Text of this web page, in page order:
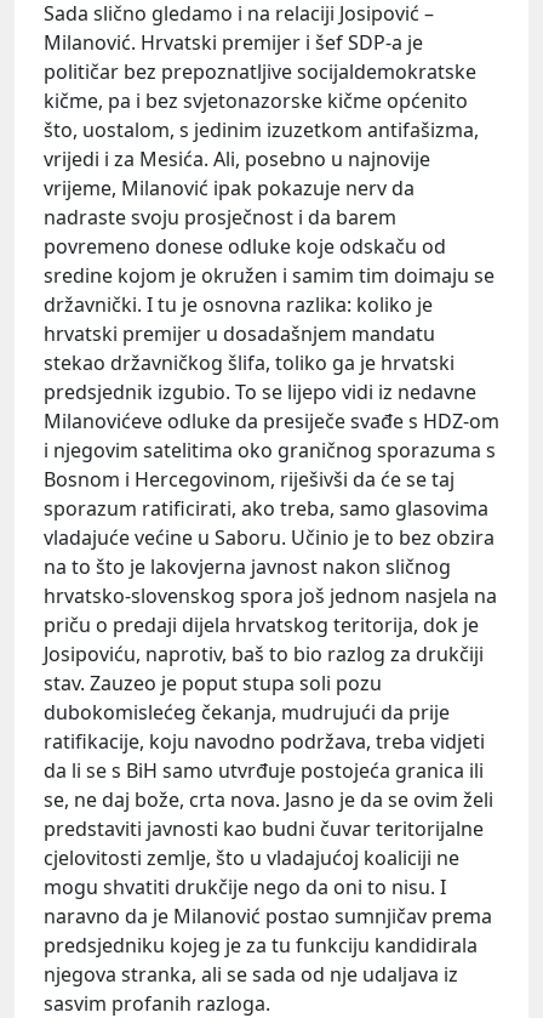
Sada slično gledamo i na relaciji Josipović –
Milanović. Hrvatski premijer i šef SDP-a je
političar bez prepoznatljive socijaldemokratske
kičme, pa i bez svjetonazorske kičme općenito
što, uostalom, s jedinim izuzetkom antifašizma,
vrijedi i za Mesića. Ali, posebno u najnovije
vrijeme, Milanović ipak pokazuje nerv da
nadraste svoju prosječnost i da barem
povremeno donese odluke koje odskaču od
sredine kojom je okružen i samim tim doimaju se
državnički. I tu je osnovna razlika: koliko je
hrvatski premijer u dosadašnjem mandatu
stekao državničkog šlifa, toliko ga je hrvatski
predsjednik izgubio. To se lijepo vidi iz nedavne
Milanovićeve odluke da presiječe svađe s HDZ-om
i njegovim satelitima oko graničnog sporazuma s
Bosnom i Hercegovinom, riješivši da će se taj
sporazum ratificirati, ako treba, samo glasovima
vladajuće većine u Saboru. Učinio je to bez obzira
na to što je lakovjerna javnost nakon sličnog
hrvatsko-slovenskog spora još jednom nasjela na
priču o predaji dijela hrvatskog teritorija, dok je
Josipoviću, naprotiv, baš to bio razlog za drukčiji
stav. Zauzeo je poput stupa soli pozu
dubokomislećeg čekanja, mudrujući da prije
ratifikacije, koju navodno podržava, treba vidjeti
da li se s BiH samo utvrđuje postojeća granica ili
se, ne daj bože, crta nova. Jasno je da se ovim želi
predstaviti javnosti kao budni čuvar teritorijalne
cjelovitosti zemlje, što u vladajućoj koaliciji ne
mogu shvatiti drukčije nego da oni to nisu. I
naravno da je Milanović postao sumnjičav prema
predsjedniku kojeg je za tu funkciju kandidirala
njegova stranka, ali se sada od nje udaljava iz
sasvim profanih razloga.